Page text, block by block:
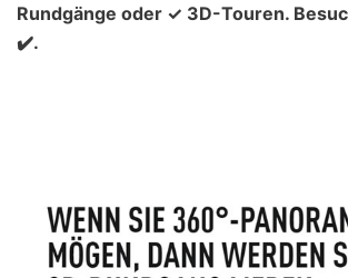
Rundgänge oder ✓ 3D-Touren.
✔️.